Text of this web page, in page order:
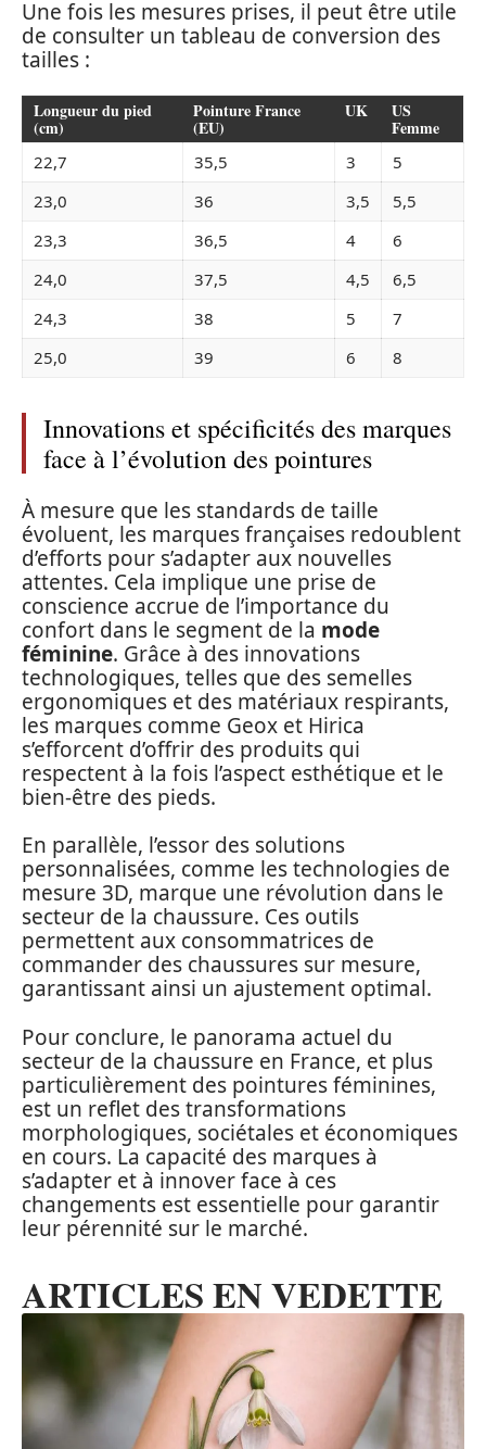
Une fois les mesures prises, il peut être utile
de consulter un tableau de conversion des
tailles :
Longueur du pied
(cm)
Pointure France
(EU)
UK US
Femme
22,7 35,5 3
5
23,0
36 3,5
5,5
23,3
36,5 4
6
24,0
37,5 4,5
6,5
24,3
38 5
7
25,0
39 6 8
Innovations et spécificités des marques
face à l’évolution des pointures
À mesure que les standards de taille
évoluent, les marques françaises redoublent
d’efforts pour s’adapter aux nouvelles
attentes. Cela implique une prise de
conscience accrue de l’importance du
confort dans le segment de la mode
féminine. Grâce à des innovations
technologiques, telles que des semelles
ergonomiques et des matériaux respirants,
les marques comme Geox et Hirica
s’efforcent d’offrir des produits qui
respectent à la fois l’aspect esthétique et le
bien-être des pieds.
En parallèle, l’essor des solutions
personnalisées, comme les technologies de
mesure 3D, marque une révolution dans le
secteur de la chaussure. Ces outils
permettent aux consommatrices de
commander des chaussures sur mesure,
garantissant ainsi un ajustement optimal.
Pour conclure, le panorama actuel du
secteur de la chaussure en France, et plus
particulièrement des pointures féminines,
est un reflet des transformations
morphologiques, sociétales et économiques
en cours. La capacité des marques à
s’adapter et à innover face à ces
changements est essentielle pour garantir
leur pérennité sur le marché.
ARTICLES EN VEDETTE